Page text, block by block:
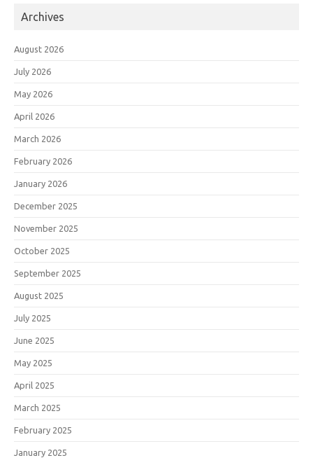
Archives
August 2026
July 2026
May 2026
April 2026
March 2026
February 2026
January 2026
December 2025
November 2025
October 2025
September 2025
August 2025
July 2025
June 2025
May 2025
April 2025
March 2025
February 2025
January 2025